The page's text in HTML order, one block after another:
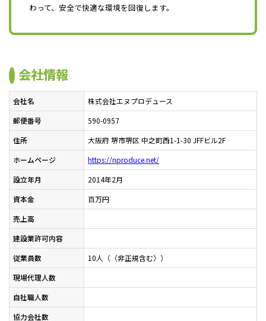
わって、安全で快適な環境を回復します。
会社情報
会社名
株式会社エヌプロデュース
郵便番号
590-0957
住所
大阪府 堺市堺区 中之町西1-1-30 JFFビル2F
ホームページ
https://nproduce.net/
設立年月
2014年2月
資本金
百万円
売上高
建設業許可内容
従業員数
10人（（非正規含む））
現場代理人数
自社職人数
協力会社数